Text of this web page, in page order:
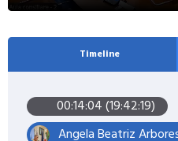
Timeline
00:14:04 (19:42:19)